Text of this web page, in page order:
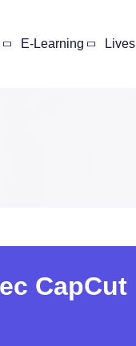
E-Learning Lives
CapCut